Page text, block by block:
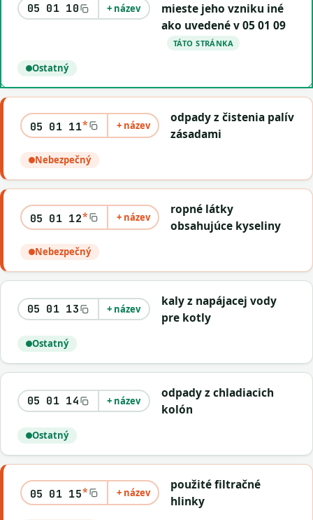
05 01 10 + název
mieste jeho vzniku iné
ako uvedené v 05 01 09
TÁTO STRÁNKA
Ostatný
05 01 11* + název
odpady z čistenia palív
zásadami
Nebezpečný
05 01 12* + název
ropné látky
obsahujúce kyseliny
Nebezpečný
05 01 13 + název
kaly z napájacej vody
pre kotly
Ostatný
05 01 14 + název
odpady z chladiacich
kolón
Ostatný
05 01 15* + název
použité filtračné
hlinky